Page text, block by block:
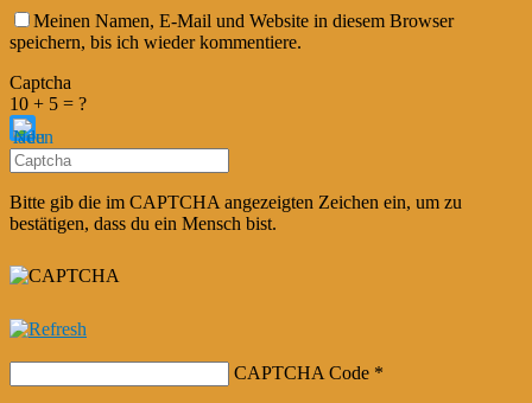
Meinen Namen, E-Mail und Website in diesem Browser
speichern, bis ich wieder kommentiere.
Captcha
10 + 5 = ?
Bitte gib die im CAPTCHA angezeigten Zeichen ein, um zu
bestätigen, dass du ein Mensch bist.
CAPTCHA Code *